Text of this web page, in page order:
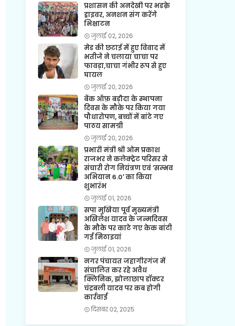
प्रशासन की अनदेखी पर भडक़े
ड्राइवर, अनशन संग करेंगे
भिक्षाटन
जुलाई 02, 2026
मेड की छटाई में हुए विवाद में
भतीजे ने चलाया चाचा पर
फावड़ा,चाचा गंभीर रूप से हुए
घायल
जुलाई 20, 2026
बैंक ऑफ़ बड़ौदा के स्थापना
दिवस के मौके पर किया गया
पौधारोपण, बच्चों में बांटे गए
पाठय सामग्री
जुलाई 20, 2026
प्रभारी मंत्री श्री ओम प्रकाश
राजभर ने कलेक्ट्रेट परिसर से
संचारी रोग नियंत्रण एवं 'सम्भव
अभियान 6.0' का किया
शुभारंभ
जुलाई 01, 2026
सपा मुखिया पूर्व मुख्यमंत्री
अखिलेश यादव के जन्मदिवस
के मौके पर काटे गए केक बांटी
गई मिठाइयां
जुलाई 01, 2026
नगर पंचायत जहागीरगंज में
संचालित कर रहे अवैध
क्लिनिक, झोलाछाप डॉक्टर
चंद्रबली यादव पर कब होगी
कार्रवाई
दिसंबर 02, 2025